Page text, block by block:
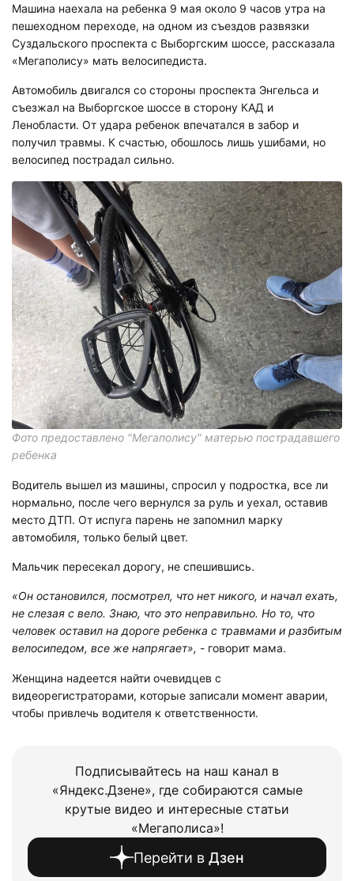
Машина наехала на ребенка 9 мая около 9 часов утра на
пешеходном переходе, на одном из съездов развязки
Суздальского проспекта с Выборгским шоссе, рассказала
«Мегаполису» мать велосипедиста.
Автомобиль двигался со стороны проспекта Энгельса и
съезжал на Выборгское шоссе в сторону КАД и
Ленобласти. От удара ребенок впечатался в забор и
получил травмы. К счастью, обошлось лишь ушибами, но
велосипед пострадал сильно.
Фото предоставлено "Мегаполису" матерью пострадавшего
ребенка
Водитель вышел из машины, спросил у подростка, все ли
нормально, после чего вернулся за руль и уехал, оставив
место ДТП. От испуга парень не запомнил марку
автомобиля, только белый цвет.
Мальчик пересекал дорогу, не спешившись.
«Он остановился, посмотрел, что нет никого, и начал ехать,
не слезая с вело. Знаю, что это неправильно. Но то, что
человек оставил на дороге ребенка с травмами и разбитым
велосипедом, все же напрягает», - говорит мама.
Женщина надеется найти очевидцев с
видеорегистраторами, которые записали момент аварии,
чтобы привлечь водителя к ответственности.
Подписывайтесь на наш канал в
«Яндекс.Дзене», где собираются самые
крутые видео и интересные статьи
«Мегаполиса»!
Перейти в Дзен